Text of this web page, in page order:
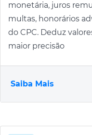
monetária, juros
multas, honorários
do CPC. Deduz
maior precisão
Saiba Mais